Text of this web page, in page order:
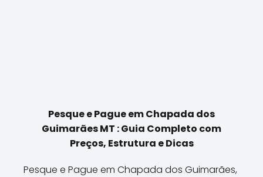
Pesque e Pague em Chapada dos
Guimarães MT : Guia Completo com
Preços, Estrutura e Dicas
Pesque e Pague em Chapada dos Guimarães,